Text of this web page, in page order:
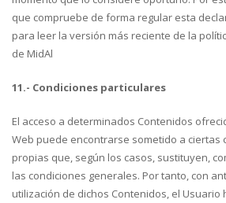
que compruebe de forma regular esta
para leer la versión más reciente de la
de MidAl
11.- Condiciones particulares
El acceso a determinados Contenidos
Web puede encontrarse sometido a ciertas
propias que, según los casos, sustituyen,
las condiciones generales. Por tanto, con
utilización de dichos Contenidos, el